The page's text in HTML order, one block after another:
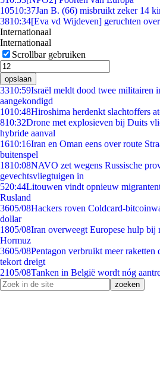
10510:37Jan B. (66) misbruikt zeker 14
3810:34[Eva vd Wijdeven] geruchten
Internationaal
Internationaal
Scrollbar gebruiken
opslaan
3310:59Israël meldt dood twee militairen
aangekondigd
1010:48Hiroshima herdenkt slachtoffers
810:32Drone met explosieven bij Duits
hybride aanval
1610:16Iran en Oman eens over route
buitenspel
1810:08NAVO zet wegens Russische
gevechtsvliegtuigen in
520:44Litouwen vindt opnieuw
Rusland
3605/08Hackers roven Coldcard-
dollar
1805/08Iran overweegt Europese hulp bij
Hormuz
3605/08Pentagon verbruikt meer raketten
tekort dreigt
2105/08Tanken in België wordt nóg